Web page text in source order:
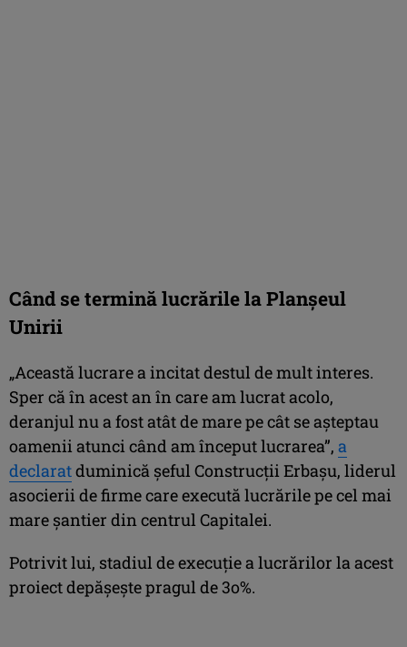
Când se termină lucrările la Planșeul
Unirii
„Această lucrare a incitat destul de mult interes.
Sper că în acest an în care am lucrat acolo,
deranjul nu a fost atât de mare pe cât se așteptau
oamenii atunci când am început lucrarea”, a
declaratduminică șeful Construcții Erbașu, liderul
asocierii de firme care execută lucrările pe cel mai
mare șantier din centrul Capitalei.
Potrivit lui, stadiul de execuție a lucrărilor la acest
proiect depășește pragul de 3o%.